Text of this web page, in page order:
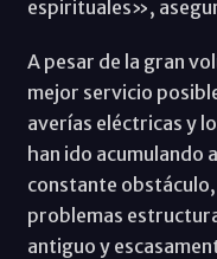
espirituales»,
A pesar de la gran
mejor servicio
averías eléctricas y
han ido acumulando
constante obstáculo,
problemas
antiguo y